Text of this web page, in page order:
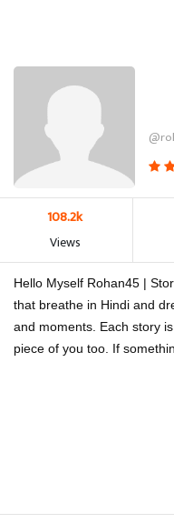
108.2k
Views
Hello Myself Rohan45 |
that breathe in Hindi and
and moments. Each story
piece of you too. If